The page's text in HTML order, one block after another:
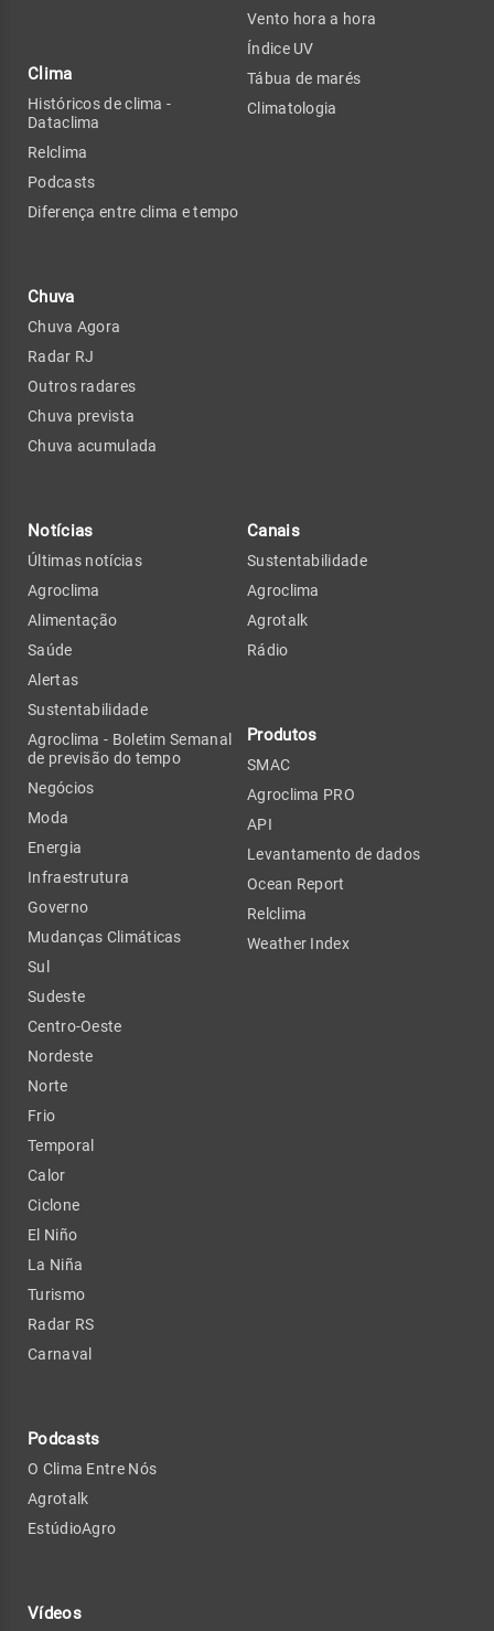
Clima
Históricos de clima -
Dataclima
Relclima
Podcasts
Diferença entre clima e tempo
Chuva
Chuva Agora
Radar RJ
Outros radares
Chuva prevista
Chuva acumulada
Vento hora a hora
Índice UV
Tábua de marés
Climatologia
Notícias
Últimas notícias
Agroclima
Alimentação
Saúde
Alertas
Sustentabilidade
Agroclima - Boletim Semanal
de previsão do tempo
Negócios
Moda
Energia
Infraestrutura
Governo
Mudanças Climáticas
Sul
Sudeste
Centro-Oeste
Nordeste
Norte
Frio
Temporal
Calor
Ciclone
El Niño
La Niña
Turismo
Radar RS
Carnaval
Podcasts
O Clima Entre Nós
Agrotalk
EstúdioAgro
Vídeos
Canais
Sustentabilidade
Agroclima
Agrotalk
Rádio
Produtos
SMAC
Agroclima PRO
API
Levantamento de dados
Ocean Report
Relclima
Weather Index